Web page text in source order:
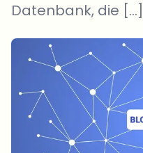
Datenbank, die […]